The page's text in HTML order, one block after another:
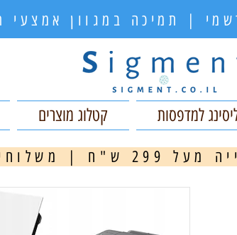
| תמיכה במגוון
למדפסות קטלוג מוצרים
מ מהירים